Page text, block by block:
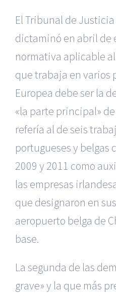
El Tribunal de Justicia
dictaminó en abril de
normativa aplicable
que trabaja en varios
Europea debe ser la
«la parte principal» de
refería al de seis
portugueses y belgas
2009 y 2011 como
las empresas
que designaron en
aeropuerto belga de
base.
La segunda de las
grave» y la que más